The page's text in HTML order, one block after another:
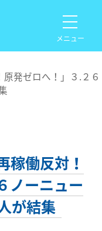
メニュー
原発ゼロへ！」３.２６
稼働反対！
ノーニュー
が結集